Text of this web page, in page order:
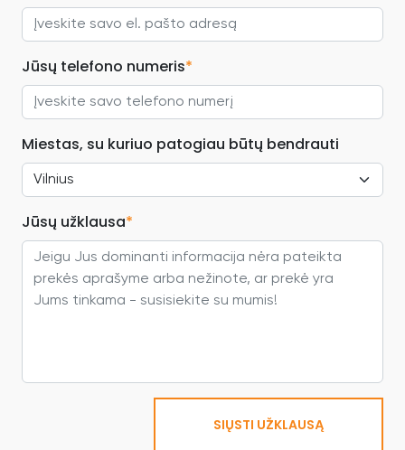
Jūsų telefono numeris*
Miestas, su kuriuo patogiau būtų bendrauti
Jūsų užklausa*
SIŲSTI UŽKLAUSĄ